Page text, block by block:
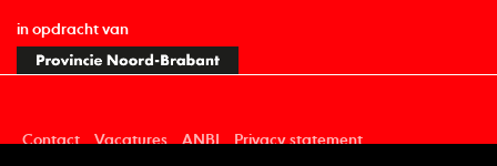
in opdracht van
Contact Vacatures ANBI Privacy statement